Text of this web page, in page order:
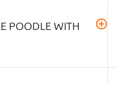
POODLE WITH